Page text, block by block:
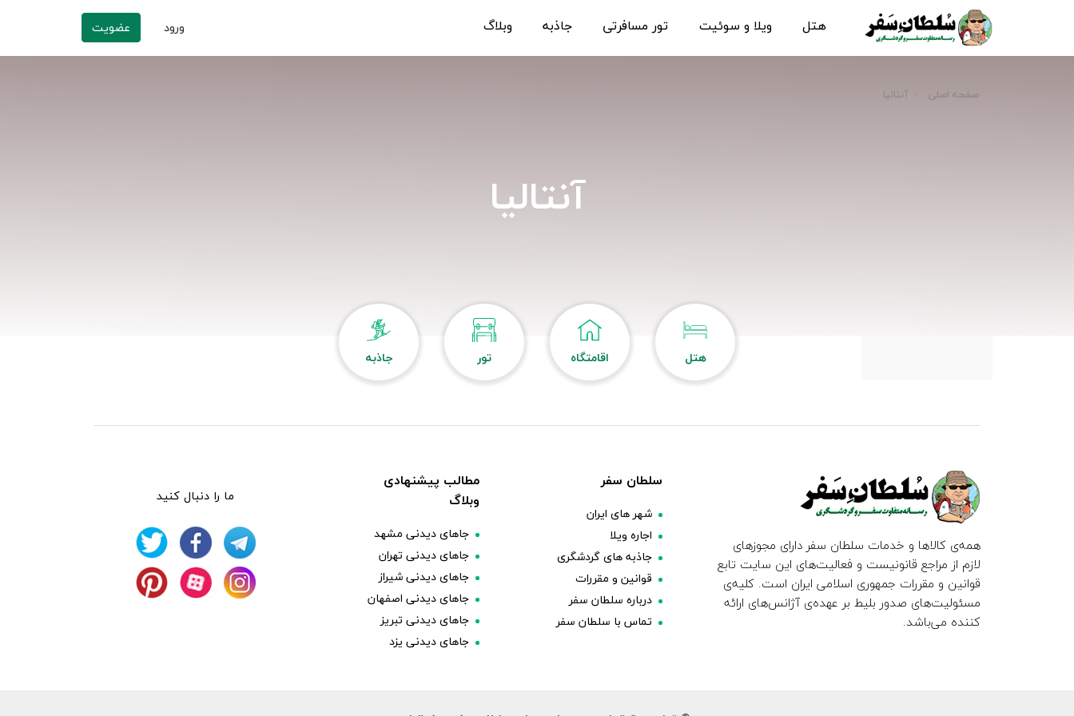
هتل ویلا و سوئیت تور مسافرتی جاذبه وبلاگ ورود عضویت
آنتالیا
هتل اقامتگاه تور جاذبه
صفحه اصلی آنتالیا
همه‌ی کالاها و خدمات سلطان سفر دارای مجوزهای
لازم از مراجع قانونیست و فعالیت‌های این سایت تابع
قوانین و مقررات جمهوری اسلامی ایران است. کلیه‌ی
مسئولیت‌های صدور بلیط بر عهده‌ی آژانس‌های ارائه
کننده می‌باشد.
سلطان سفر
شهر های ایران
اجاره ویلا
جاذبه های گردشگری
قوانین و مقررات
درباره سلطان سفر
تماس با سلطان سفر
مطالب پیشنهادی
وبلاگ
جاهای دیدنی مشهد
جاهای دیدنی تهران
جاهای دیدنی شیراز
جاهای دیدنی اصفهان
جاهای دیدنی تبریز
جاهای دیدنی یزد
ما را دنبال کنید